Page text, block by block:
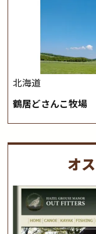
北海道
鶴居どさんこ牧場
オ